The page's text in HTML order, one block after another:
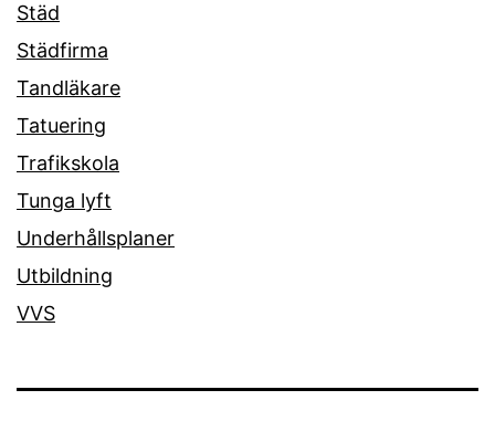
Städ
Städfirma
Tandläkare
Tatuering
Trafikskola
Tunga lyft
Underhållsplaner
Utbildning
VVS